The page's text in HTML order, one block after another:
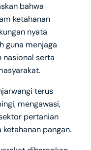
bahwa
ketahanan
nyata
guna menjaga
nasional serta
terus
mengawasi,
pertanian
pangan.